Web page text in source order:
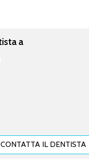
a
CONTATTA IL DENTISTA